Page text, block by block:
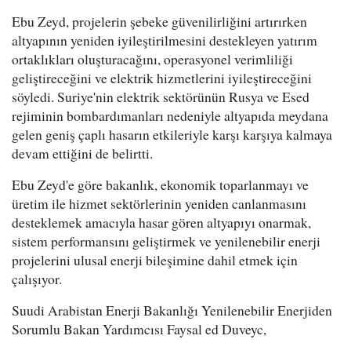
Ebu Zeyd, projelerin şebeke güvenilirliğini artırırken
altyapının yeniden iyileştirilmesini destekleyen yatırım
ortaklıkları oluşturacağını, operasyonel verimliliği
geliştireceğini ve elektrik hizmetlerini iyileştireceğini
söyledi. Suriye'nin elektrik sektörünün Rusya ve Esed
rejiminin bombardımanları nedeniyle altyapıda meydana
gelen geniş çaplı hasarın etkileriyle karşı karşıya kalmaya
devam ettiğini de belirtti.
Ebu Zeyd'e göre bakanlık, ekonomik toparlanmayı ve
üretim ile hizmet sektörlerinin yeniden canlanmasını
desteklemek amacıyla hasar gören altyapıyı onarmak,
sistem performansını geliştirmek ve yenilenebilir enerji
projelerini ulusal enerji bileşimine dahil etmek için
çalışıyor.
Suudi Arabistan Enerji Bakanlığı Yenilenebilir Enerjiden
Sorumlu Bakan Yardımcısı Faysal ed Duveyc,